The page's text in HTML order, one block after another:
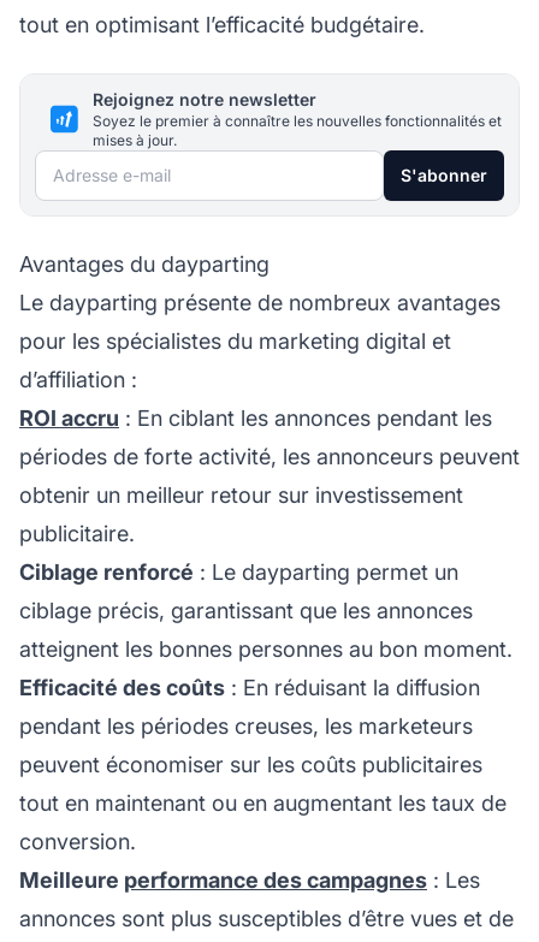
tout en optimisant l’efficacité budgétaire.
Rejoignez notre newsletter
Soyez le premier à connaître les nouvelles fonctionnalités et
mises à jour.
Adresse e-mail S'abonner
Avantages du dayparting
Le dayparting présente de nombreux avantages
pour les spécialistes du marketing digital et
d’affiliation :
ROI accru : En ciblant les annonces pendant les
périodes de forte activité, les annonceurs peuvent
obtenir un meilleur retour sur investissement
publicitaire.
Ciblage renforcé : Le dayparting permet un
ciblage précis, garantissant que les annonces
atteignent les bonnes personnes au bon moment.
Efficacité des coûts : En réduisant la diffusion
pendant les périodes creuses, les marketeurs
peuvent économiser sur les coûts publicitaires
tout en maintenant ou en augmentant les taux de
conversion.
Meilleure performance des campagnes : Les
annonces sont plus susceptibles d’être vues et de